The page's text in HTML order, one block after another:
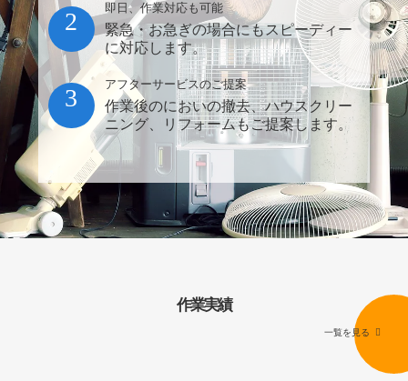
即日、作業対応も可能
緊急・お急ぎの場合にもスピーディー
に対応します。
2
アフターサービスのご提案
作業後のにおいの撤去、ハウスクリー
ニング、リフォームもご提案します。
3
作業実績
一覧を見る